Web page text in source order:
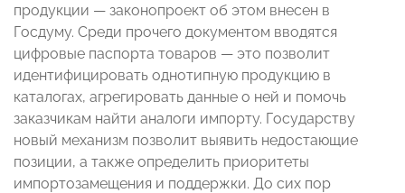
продукции — законопроект об этом внесен в
Госдуму. Среди прочего документом вводятся
цифровые паспорта товаров — это позволит
идентифицировать однотипную продукцию в
каталогах, агрегировать данные о ней и помочь
заказчикам найти аналоги импорту. Государству
новый механизм позволит выявить недостающие
позиции, а также определить приоритеты
импортозамещения и поддержки. До сих пор